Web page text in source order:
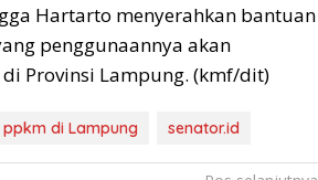
Hartarto menyerahkan bantuan
penggunaannya akan
Provinsi Lampung. (kmf/dit)
ppkm di Lampung senator.id